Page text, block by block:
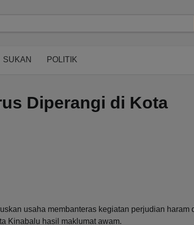
SUKAN POLITIK
Diperangi di Kota
usaha membanteras kegiatan perjudian haram
Kinabalu hasil maklumat awam.